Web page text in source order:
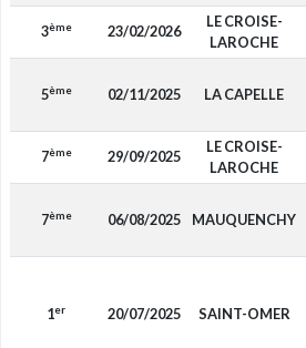
3ème 23/02/2026
LE CROISE-
LAROCHE
5ème 02/11/2025 LA CAPELLE
7ème 29/09/2025
LE CROISE-
LAROCHE
7ème 06/08/2025 MAUQUENCHY
1er 20/07/2025 SAINT-OMER